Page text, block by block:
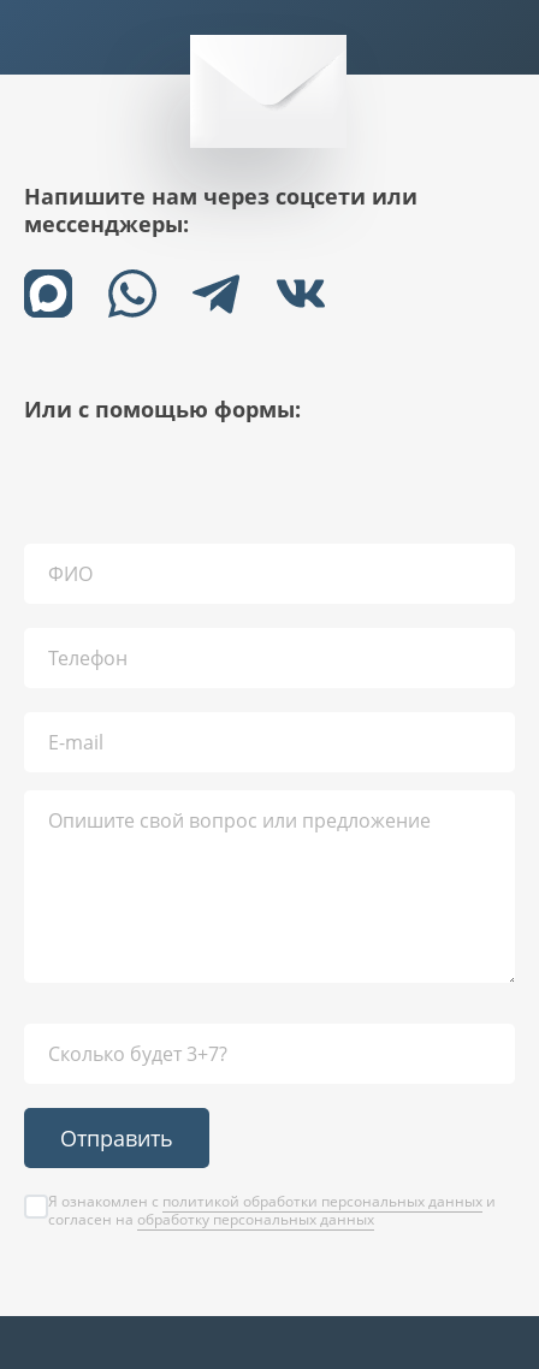
Напишите нам через соцсети или
мессенджеры:
Или с помощью формы:
Отправить
Я ознакомлен с политикой обработки персональных данных и
согласен на обработку персональных данных